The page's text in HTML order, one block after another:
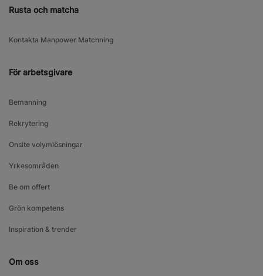
Rusta och matcha
Kontakta Manpower Matchning
För arbetsgivare
Bemanning
Rekrytering
Onsite volymlösningar
Yrkesområden
Be om offert
Grön kompetens
Inspiration & trender
Om oss